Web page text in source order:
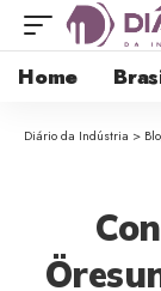
Home
Diário da Indústria >